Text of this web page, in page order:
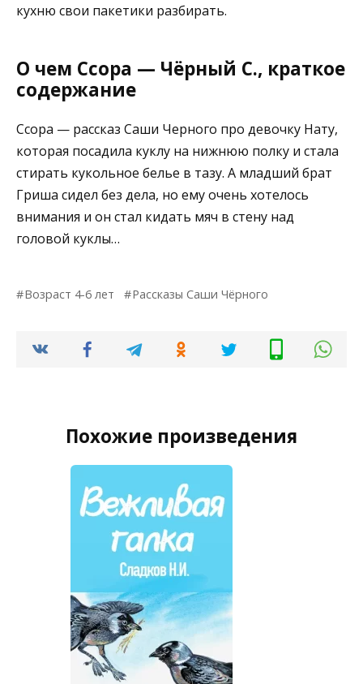
кухню свои пакетики разбирать.
О чем Ссора — Чёрный С., краткое
содержание
Ссора — рассказ Саши Черного про девочку Нату,
которая посадила куклу на нижнюю полку и стала
стирать кукольное белье в тазу. А младший брат
Гриша сидел без дела, но ему очень хотелось
внимания и он стал кидать мяч в стену над
головой куклы…
Возраст 4-6 лет Рассказы Саши Чёрного
Похожие произведения